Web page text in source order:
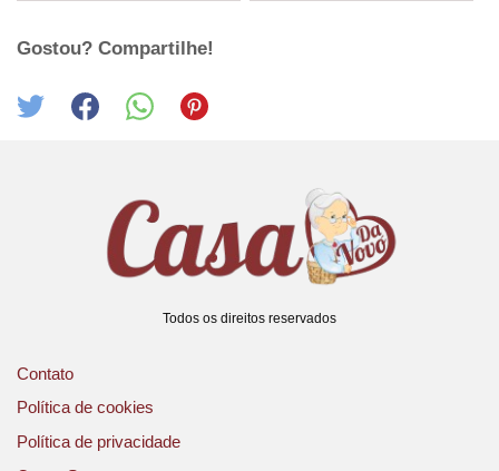
Gostou? Compartilhe!
Todos os direitos reservados
Contato
Política de cookies
Política de privacidade